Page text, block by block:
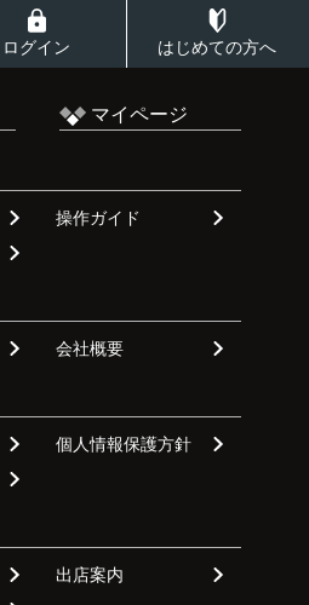
ログイン はじめての方へ
マイページ
操作ガイド
会社概要
個人情報保護方針
出店案内